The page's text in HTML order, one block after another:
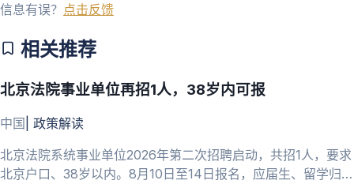
信息有误？ 点击反馈
相关推荐
北京法院事业单位再招1人，38岁内可报
中国 政策解读
北京法院系统事业单位2026年第二次招聘启动，共招1人，要求
北京户口、38岁以内。8月10日至14日报名，应届生、留学归国